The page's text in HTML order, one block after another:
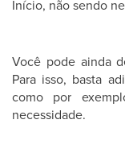
Início, não sendo
Você pode ainda
Para isso, basta
como por
necessidade.